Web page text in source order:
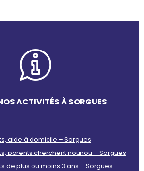
ACTIVITÉS À SORGUES
aide à domicile – Sorgues
parents cherchent nounou – Sorgues
de plus ou moins 3 ans – Sorgues